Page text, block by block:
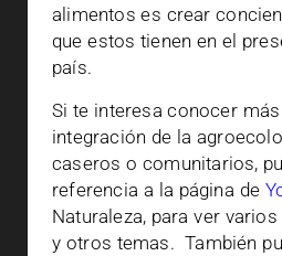
alimentos es crear
que estos tienen en el
país.
Si te interesa conocer
integración de la
caseros o comunitarios,
referencia a la página de
Naturaleza, para ver
y otros temas. También